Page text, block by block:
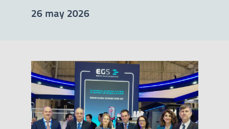
26 may 2026